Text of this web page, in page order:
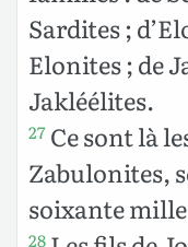
Sardites ;
Elonites ; de
Jakléélites.
27 Ce sont là
Zabulonites,
soixante
28